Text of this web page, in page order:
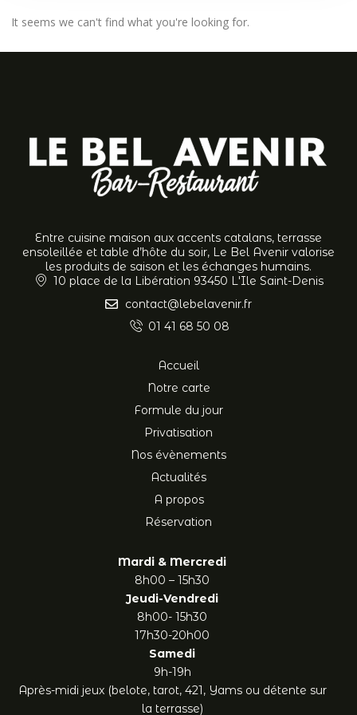
It seems we can't find what you're looking for.
Entre cuisine maison aux accents catalans, terrasse
ensoleillée et table d’hôte du soir, Le Bel Avenir valorise
les produits de saison et les échanges humains.
10 place de la Libération 93450 L'Ile Saint-Denis
contact@lebelavenir.fr
01 41 68 50 08
Accueil
Notre carte
Formule du jour
Privatisation
Nos évènements
Actualités
A propos
Réservation
Mardi & Mercredi
8h00 – 15h30
Jeudi-Vendredi
8h00- 15h30
17h30-20h00
Samedi
9h-19h
Après-midi jeux (belote, tarot, 421, Yams ou détente sur
la terrasse)